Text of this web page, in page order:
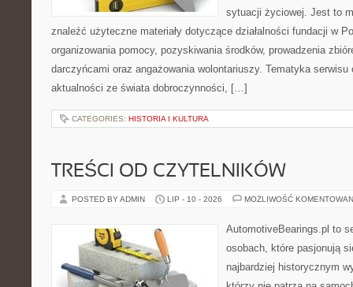
sytuacji życiowej. Jest to
znaleźć użyteczne materiały dotyczące działalności fundacji w
organizowania pomocy, pozyskiwania środków, prowadzenia
darczyńcami oraz angażowania wolontariuszy. Tematyka
aktualności ze świata dobroczynności, […]
CATEGORIES: HISTORIA I KULTURA
TREŚCI OD CZYTELNIKÓW
POSTED BY ADMIN LIP - 10 - 2026 MOŻLIWOŚĆ
AutomotiveBearings.pl to
osobach, które pasjonują
najbardziej historycznym